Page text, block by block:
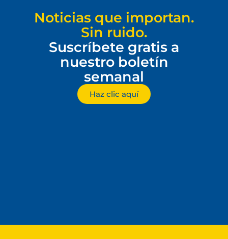
Noticias que importan.
Sin ruido.
Suscríbete gratis a
nuestro boletín
semanal
Haz clic aquí